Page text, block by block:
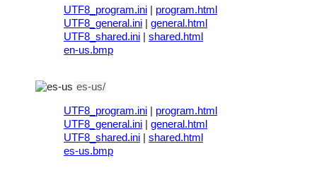
UTF8_program.ini
program.html
UTF8_general.ini
general.html
UTF8_shared.ini
shared.html
en-us.bmp
es-us/
UTF8_program.ini
program.html
UTF8_general.ini
general.html
UTF8_shared.ini
shared.html
es-us.bmp